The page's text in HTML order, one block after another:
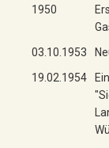
1950
03.10.1953
19.02.1954